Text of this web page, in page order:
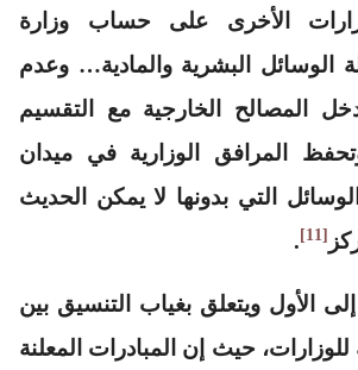
الأخرى على حساب وزارة
الوسائل البشرية والمادية… وعدم
المصالح الخارجية مع التقسيم
وتحفظ المرافق الوزارية في ميدان
التي بدونها لا يمكن الحديث
[11]
.
الأول ويتعلق بغياب التنسيق بين
للوزارات، حيث إن المبادرات المعلنة